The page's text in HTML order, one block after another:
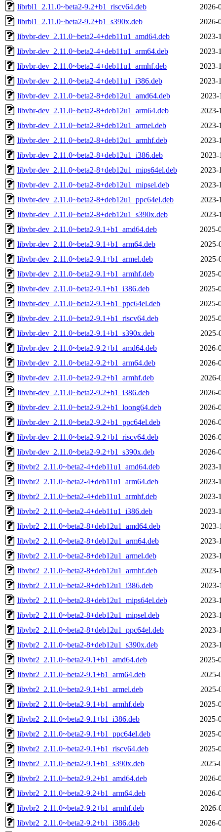
librbl1_2.11.0~beta2-9.2+b1_riscv64.deb
2026-
librbl1_2.11.0~beta2-9.2+b1_s390x.deb
2026-
libvbr-dev_2.11.0~beta2-4+deb11u1_amd64.deb
2023-
libvbr-dev_2.11.0~beta2-4+deb11u1_arm64.deb
2023-
libvbr-dev_2.11.0~beta2-4+deb11u1_armhf.deb
2023-
libvbr-dev_2.11.0~beta2-4+deb11u1_i386.deb
2023-
libvbr-dev_2.11.0~beta2-8+deb12u1_amd64.deb
2023-
libvbr-dev_2.11.0~beta2-8+deb12u1_arm64.deb
2023-
libvbr-dev_2.11.0~beta2-8+deb12u1_armel.deb
2023-
libvbr-dev_2.11.0~beta2-8+deb12u1_armhf.deb
2023-
libvbr-dev_2.11.0~beta2-8+deb12u1_i386.deb
2023-
libvbr-dev_2.11.0~beta2-8+deb12u1_mips64el.deb
2023-
libvbr-dev_2.11.0~beta2-8+deb12u1_mipsel.deb
2023-
libvbr-dev_2.11.0~beta2-8+deb12u1_ppc64el.deb
2023-
libvbr-dev_2.11.0~beta2-8+deb12u1_s390x.deb
2023-
libvbr-dev_2.11.0~beta2-9.1+b1_amd64.deb
2025-
libvbr-dev_2.11.0~beta2-9.1+b1_arm64.deb
2025-
libvbr-dev_2.11.0~beta2-9.1+b1_armel.deb
2025-
libvbr-dev_2.11.0~beta2-9.1+b1_armhf.deb
2025-
libvbr-dev_2.11.0~beta2-9.1+b1_i386.deb
2025-
libvbr-dev_2.11.0~beta2-9.1+b1_ppc64el.deb
2025-
libvbr-dev_2.11.0~beta2-9.1+b1_riscv64.deb
2025-
libvbr-dev_2.11.0~beta2-9.1+b1_s390x.deb
2025-
libvbr-dev_2.11.0~beta2-9.2+b1_amd64.deb
2026-
libvbr-dev_2.11.0~beta2-9.2+b1_arm64.deb
2026-
libvbr-dev_2.11.0~beta2-9.2+b1_armhf.deb
2026-
libvbr-dev_2.11.0~beta2-9.2+b1_i386.deb
2026-
libvbr-dev_2.11.0~beta2-9.2+b1_loong64.deb
2026-
libvbr-dev_2.11.0~beta2-9.2+b1_ppc64el.deb
2026-
libvbr-dev_2.11.0~beta2-9.2+b1_riscv64.deb
2026-
libvbr-dev_2.11.0~beta2-9.2+b1_s390x.deb
2026-
libvbr2_2.11.0~beta2-4+deb11u1_amd64.deb
2023-
libvbr2_2.11.0~beta2-4+deb11u1_arm64.deb
2023-
libvbr2_2.11.0~beta2-4+deb11u1_armhf.deb
2023-
libvbr2_2.11.0~beta2-4+deb11u1_i386.deb
2023-
libvbr2_2.11.0~beta2-8+deb12u1_amd64.deb
2023-
libvbr2_2.11.0~beta2-8+deb12u1_arm64.deb
2023-
libvbr2_2.11.0~beta2-8+deb12u1_armel.deb
2023-
libvbr2_2.11.0~beta2-8+deb12u1_armhf.deb
2023-
libvbr2_2.11.0~beta2-8+deb12u1_i386.deb
2023-
libvbr2_2.11.0~beta2-8+deb12u1_mips64el.deb
2023-
libvbr2_2.11.0~beta2-8+deb12u1_mipsel.deb
2023-
libvbr2_2.11.0~beta2-8+deb12u1_ppc64el.deb
2023-
libvbr2_2.11.0~beta2-8+deb12u1_s390x.deb
2023-
libvbr2_2.11.0~beta2-9.1+b1_amd64.deb
2025-
libvbr2_2.11.0~beta2-9.1+b1_arm64.deb
2025-
libvbr2_2.11.0~beta2-9.1+b1_armel.deb
2025-
libvbr2_2.11.0~beta2-9.1+b1_armhf.deb
2025-
libvbr2_2.11.0~beta2-9.1+b1_i386.deb
2025-
libvbr2_2.11.0~beta2-9.1+b1_ppc64el.deb
2025-
libvbr2_2.11.0~beta2-9.1+b1_riscv64.deb
2025-
libvbr2_2.11.0~beta2-9.1+b1_s390x.deb
2025-
libvbr2_2.11.0~beta2-9.2+b1_amd64.deb
2026-
libvbr2_2.11.0~beta2-9.2+b1_arm64.deb
2026-
libvbr2_2.11.0~beta2-9.2+b1_armhf.deb
2026-
libvbr2_2.11.0~beta2-9.2+b1_i386.deb
2026-